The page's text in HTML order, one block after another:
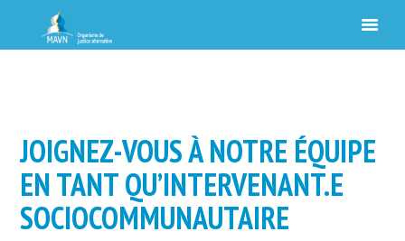
JOIGNEZ-VOUS À NOTRE ÉQUIPE
EN TANT QU’INTERVENANT.E
SOCIOCOMMUNAUTAIRE